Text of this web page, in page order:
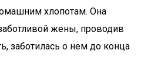
хлопотам. Она
жены, проводив
заботилась о нем до конца